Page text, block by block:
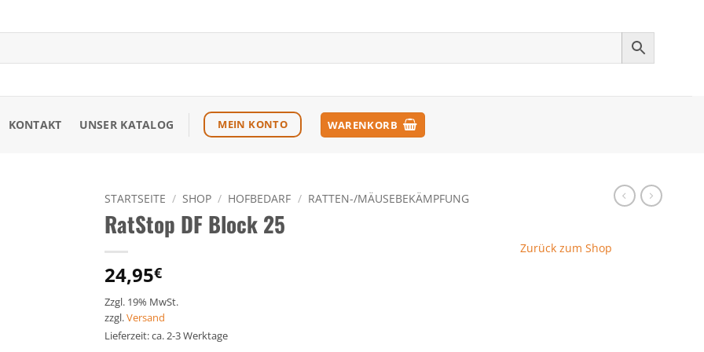
KONTAKT UNSER KATALOG MEIN KONTO WARENKORB
STARTSEITE / SHOP / HOFBEDARF / RATTEN-/MÄUSEBEKÄMPFUNG
RatStop DF Block 25
24,95€
Zzgl. 19% MwSt.
zzgl.Versand
Lieferzeit: ca. 2-3 Werktage
Zurück zum Shop